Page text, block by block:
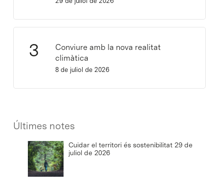
Conviure amb la nova realitat
climàtica
8 de juliol de 2026
Últimes notes
Cuidar el territori és sostenibilitat 29 de
juliol de 2026